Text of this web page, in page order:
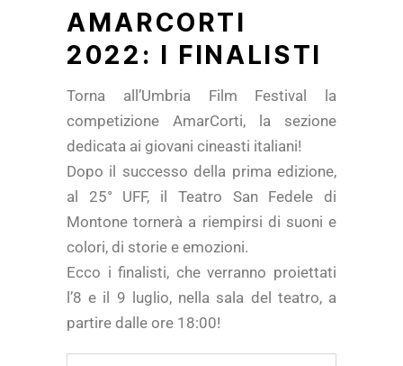
AMARCORTI
2022: I FINALISTI
Torna all’Umbria Film Festival la
competizione AmarCorti, la sezione
dedicata ai giovani cineasti italiani!
Dopo il successo della prima edizione,
al 25° UFF, il Teatro San Fedele di
Montone tornerà a riempirsi di suoni e
colori, di storie e emozioni.
Ecco i finalisti, che verranno proiettati
l’8 e il 9 luglio, nella sala del teatro, a
partire dalle ore 18:00!